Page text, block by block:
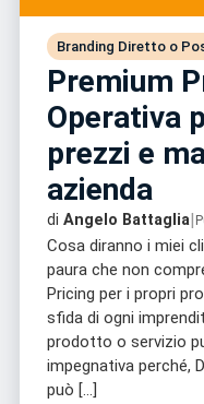
Branding Diretto o
Premium
Operativa
prezzi e
azienda
di Angelo Battaglia|
Cosa diranno i miei
paura che non
Pricing per i propri
sfida di ogni
prodotto o servizio
impegnativa perché,
può […]